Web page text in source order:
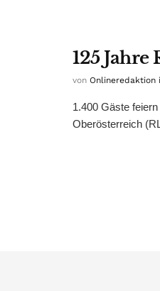
125
von Onlineredaktion
1.400 Gäste
Oberösterreich